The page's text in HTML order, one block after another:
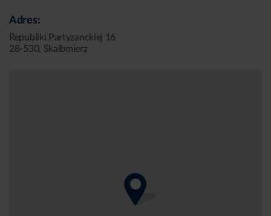
Adres:
Republiki Partyzanckiej 16
28-530, Skalbmierz